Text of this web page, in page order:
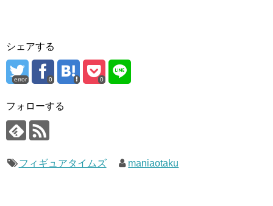
シェアする
error 0 0
フォローする
フィギュアタイムズ maniaotaku